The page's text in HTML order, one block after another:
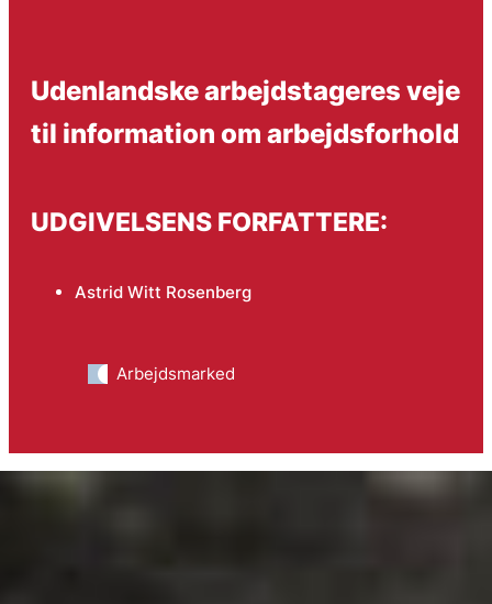
Udenlandske arbejdstageres veje
til information om arbejdsforhold
UDGIVELSENS FORFATTERE:
Astrid Witt Rosenberg
Arbejdsmarked